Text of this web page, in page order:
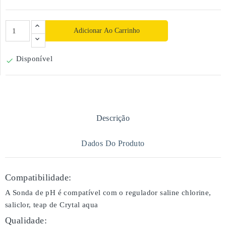
Adicionar Ao Carrinho
 Disponível
Descrição
Dados Do Produto
Compatibilidade:
A Sonda de pH é compatível com o regulador saline chlorine,
saliclor, teap de Crytal aqua
Qualidade: